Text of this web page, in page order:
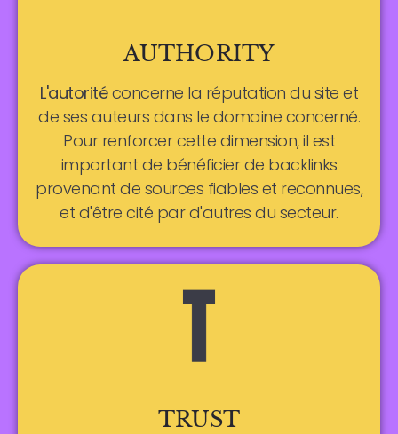
AUTHORITY
L'autoritéconcerne la réputation du site et
de ses auteurs dans le domaine concerné.
Pour renforcer cette dimension, il est
important de bénéficier de backlinks
provenant de sources fiables et reconnues,
et d'être cité par d'autres du secteur.
TRUST